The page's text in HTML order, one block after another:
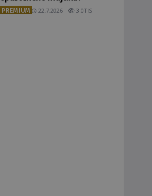
PREMIUM 22.7.2026 3.0TIS